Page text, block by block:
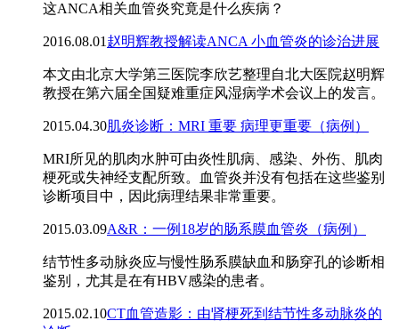
这ANCA相关血管炎究竟是什么疾病？
2016.08.01赵明辉教授解读ANCA 小血管炎的诊治进展
本文由北京大学第三医院李欣艺整理自北大医院赵明辉
教授在第六届全国疑难重症风湿病学术会议上的发言。
2015.04.30肌炎诊断：MRI 重要 病理更重要（病例）
MRI所见的肌肉水肿可由炎性肌病、感染、外伤、肌肉
梗死或失神经支配所致。血管炎并没有包括在这些鉴别
诊断项目中，因此病理结果非常重要。
2015.03.09A&R：一例18岁的肠系膜血管炎（病例）
结节性多动脉炎应与慢性肠系膜缺血和肠穿孔的诊断相
鉴别，尤其是在有HBV感染的患者。
2015.02.10CT血管造影：由肾梗死到结节性多动脉炎的